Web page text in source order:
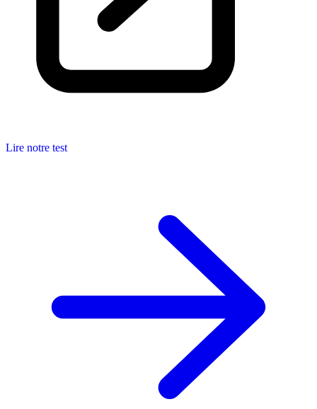
Lire notre test